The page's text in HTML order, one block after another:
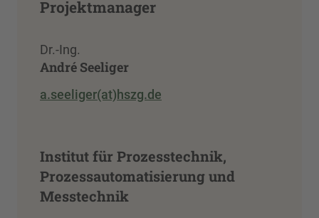
Projektmanager
Dr.-Ing.
André Seeliger
a.seeliger(at)hszg.de
Institut für Prozesstechnik,
Prozessautomatisierung und
Messtechnik